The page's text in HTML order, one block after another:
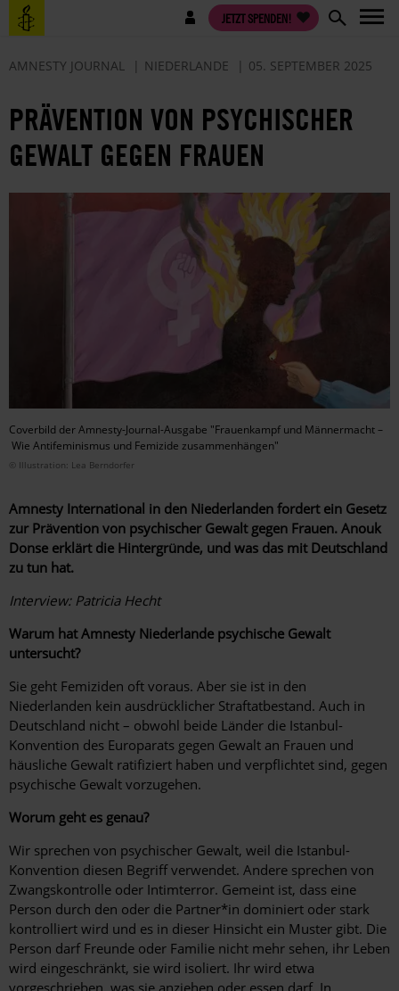
Direkt
zum
Benutzermenü JETZT SPENDEN!
AMNESTY JOURNAL NIEDERLANDE 05. SEPTEMBER 2025
PRÄVENTION VON PSYCHISCHER
GEWALT GEGEN FRAUEN
Coverbild der Amnesty-Journal-Ausgabe "Frauenkampf und Männermacht –
Wie Antifeminismus und Femizide zusammenhängen"
© Illustration: Lea Berndorfer
Amnesty International in den Niederlanden fordert ein Gesetz
zur Prävention von psychischer Gewalt gegen Frauen. Anouk
Donse erklärt die Hintergründe, und was das mit Deutschland
zu tun hat.
Interview: Patricia Hecht
Warum hat Amnesty Niederlande psychische Gewalt
untersucht?
Sie geht Femiziden oft voraus. Aber sie ist in den
Niederlanden kein ausdrücklicher Straftatbestand. Auch in
Deutschland nicht – obwohl beide Länder die Istanbul-
Konvention des Europarats gegen Gewalt an Frauen und
häusliche Gewalt ratifiziert haben und verpflichtet sind, gegen
psychische Gewalt vorzugehen.
Worum geht es genau?
Wir sprechen von psychischer Gewalt, weil die Istanbul-
Konvention diesen Begriff verwendet. Andere sprechen von
Zwangskontrolle oder Intimterror. Gemeint ist, dass eine
Person durch den oder die Partner*in dominiert oder stark
kontrolliert wird und es in dieser Hinsicht ein Muster gibt. Die
Person darf Freunde oder Familie nicht mehr sehen, ihr Leben
wird eingeschränkt, sie wird isoliert. Ihr wird etwa
vorgeschrieben, was sie anziehen oder essen darf. In